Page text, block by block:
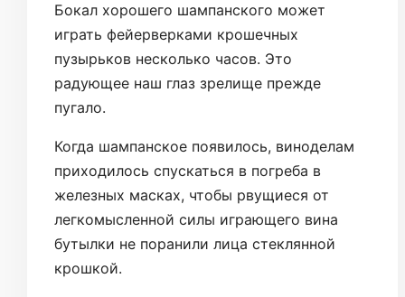
Бокал хорошего шампанского может
играть фейерверками крошечных
пузырьков несколько часов. Это
радующее наш глаз зрелище прежде
пугало.
Когда шампанское появилось, виноделам
приходилось спускаться в погреба в
железных масках, чтобы рвущиеся от
легкомысленной силы играющего вина
бутылки не поранили лица стеклянной
крошкой.